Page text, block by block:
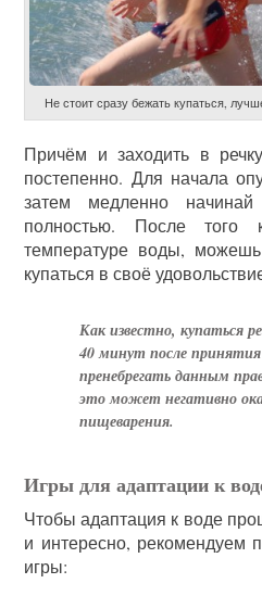
Не стоит сразу бежать купаться,
Причём и заходить в
постепенно. Для начала
затем медленно
полностью. После того
температуре воды,
купаться в своё
Как известно, купаться
40 минут после
пренебрегать данным
это может негативно
пищеварения.
Игры для адаптации к
Чтобы адаптация к воде
и интересно, рекомендуем
игры: